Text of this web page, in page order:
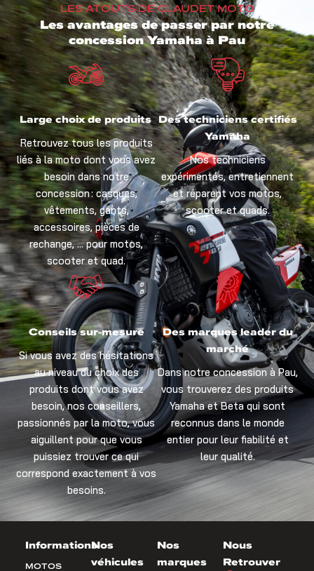
LES ATOUTS DE CLAUDET MOTO
Les avantages de passer par notre
concession Yamaha à Pau
Large choix de produits
Retrouvez tous les produits
liés à la moto dont vous avez
besoin dans notre
concession : casques,
vêtements, gants,
accessoires, pièces de
rechange, … pour motos,
scooter et quad.
Des techniciens certifiés
Yamaha
Nos techniciens
expérimentés, entretiennent
et réparent vos motos,
scooter et quads.
Conseils sur-mesure
Si vous avez des hésitations
au niveau du choix des
produits dont vous avez
besoin, nos conseillers,
passionnés par la moto, vous
aiguillent pour que vous
puissiez trouver ce qui
correspond exactement à vos
besoins.
Des marques leader du
marché
Dans notre concession à Pau,
vous trouverez des produits
Yamaha et Beta qui sont
reconnus dans le monde
entier pour leur fiabilité et
leur qualité.
Informations
MOTOS
Nos
véhicules
Nos
marques
Nous
Retrouver